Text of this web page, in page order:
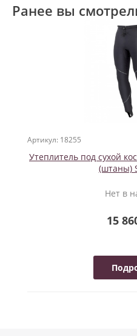
Ранее вы
Артикул: 18255
Утеплитель под сухой
(штаны)
Нет в
15